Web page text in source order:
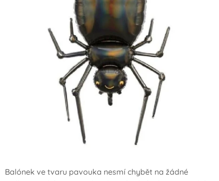
Balónek ve tvaru pavouka nesmí chybět na žádné